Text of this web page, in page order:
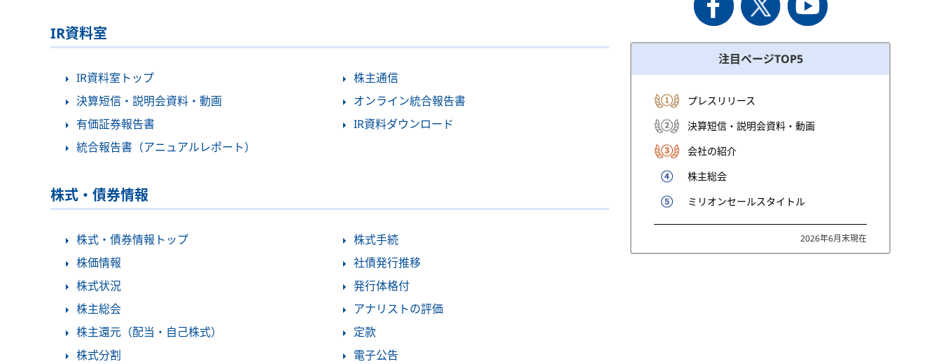
IR資料室
IR資料室トップ
決算短信・説明会資料・動画
有価証券報告書
統合報告書（アニュアルレポート）
株主通信
オンライン統合報告書
IR資料ダウンロード
株式・債券情報
株式・債券情報トップ
株価情報
株式状況
株主総会
株主還元（配当・自己株式）
株式分割
株式手続
社債発行推移
発行体格付
アナリストの評価
定款
電子公告
注目ページTOP5
プレスリリース
決算短信・説明会資料・動画
会社の紹介
株主総会
ミリオンセールスタイトル
2026年6月末現在